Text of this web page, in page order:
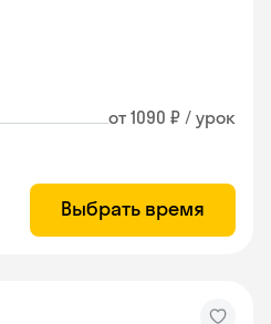
от 1090 ₽ / урок
Выбрать время